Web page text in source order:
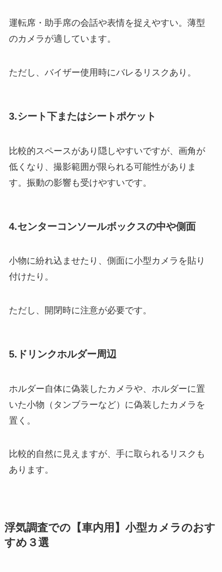
運転席・助手席の会話や表情を捉えやすい。薄型
のカメラが適しています。
ただし、バイザー使用時にバレるリスクあり。
3.シート下またはシートポケット
比較的スペースがあり隠しやすいですが、画角が
低くなり、撮影範囲が限られる可能性がありま
す。振動の影響も受けやすいです。
4.センターコンソールボックスの中や側面
小物に紛れ込ませたり、側面に小型カメラを貼り
付けたり。
ただし、開閉時に注意が必要です。
5.ドリンクホルダー周辺
ホルダー自体に偽装したカメラや、ホルダーに置
いた小物（タンブラーなど）に偽装したカメラを
置く。
比較的自然に見えますが、手に取られるリスクも
あります。
浮気調査での【車内用】小型カメラのおす
すめ３選